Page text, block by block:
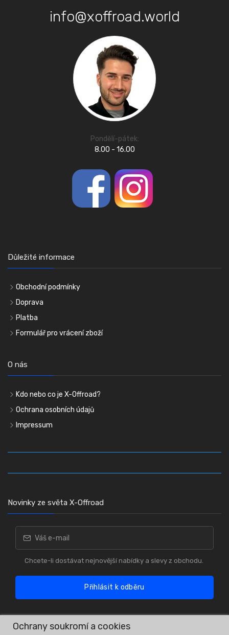
info@xoffroad.world
Pondělí-pátek:
8.00 - 16.00
Důležité informace
Obchodní podmínky
Doprava
Platba
Formulář pro vrácení zboží
O nás
Kdo nebo co je X-Offroad?
Ochrana osobních údajů
Impressum
Novinky ze světa X-Offroad
Chcete-li dostávat nejnovější nabídky a slevy z obchodu.
Přihlásit k odběru
Ochrany soukromí a cookies